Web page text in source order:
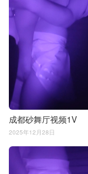
成都砂舞厅视频1V
2025年12月28日